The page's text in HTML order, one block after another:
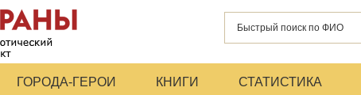
ГОРОДА-ГЕРОИ КНИГИ СТАТИСТИКА